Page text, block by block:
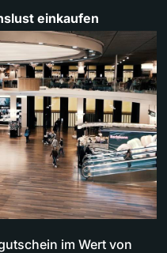
einkaufen
im Wert von